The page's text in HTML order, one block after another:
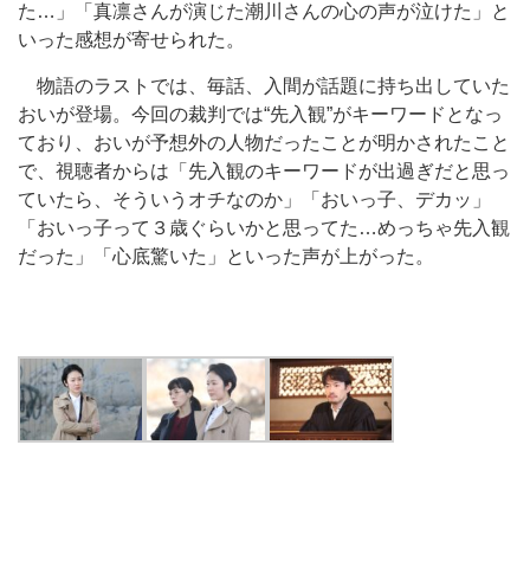
た…」「真凛さんが演じた潮川さんの心の声が泣けた」と
いった感想が寄せられた。
物語のラストでは、毎話、入間が話題に持ち出していた
おいが登場。今回の裁判では“先入観”がキーワードとなっ
ており、おいが予想外の人物だったことが明かされたこと
で、視聴者からは「先入観のキーワードが出過ぎだと思っ
ていたら、そういうオチなのか」「おいっ子、デカッ」
「おいっ子って３歳ぐらいかと思ってた…めっちゃ先入観
だった」「心底驚いた」といった声が上がった。